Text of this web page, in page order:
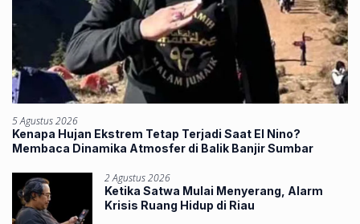
5 Agustus 2026
Kenapa Hujan Ekstrem Tetap Terjadi Saat El Nino?
Membaca Dinamika Atmosfer di Balik Banjir Sumbar
2 Agustus 2026
Ketika Satwa Mulai Menyerang, Alarm
Krisis Ruang Hidup di Riau